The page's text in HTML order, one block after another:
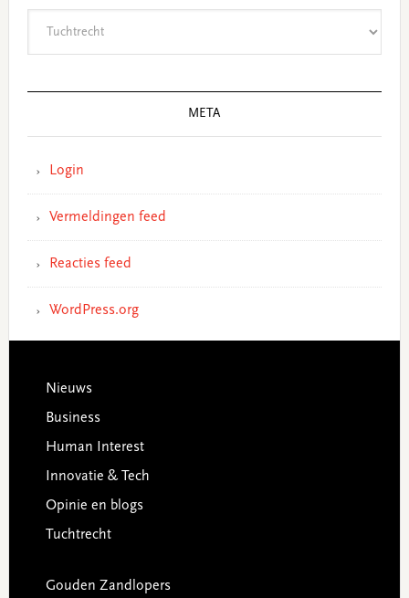
META
Login
Vermeldingen feed
Reacties feed
WordPress.org
Footer
Nieuws
Business
Human Interest
Innovatie & Tech
Opinie en blogs
Tuchtrecht
Gouden Zandlopers